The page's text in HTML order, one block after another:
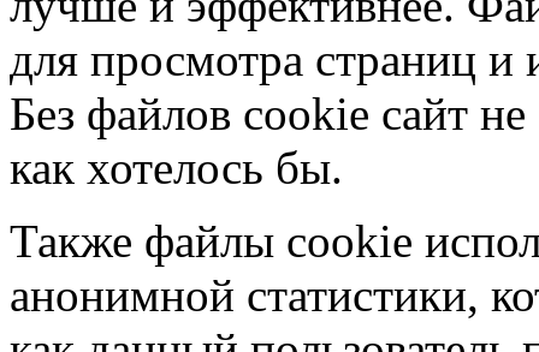
для просмотра страниц и
Без файлов cookie сайт не
как хотелось бы.
Также файлы cookie
анонимной статистики,